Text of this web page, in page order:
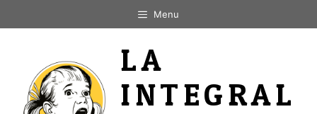
al
Menu
LA
INTEGRAL